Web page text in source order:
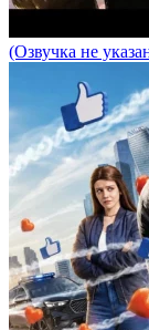
(Озвучка не